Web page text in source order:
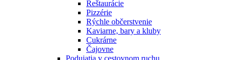
Reštaurácie
Pizzérie
Rýchle občerstvenie
Kaviarne, bary a kluby
Cukrárne
Čajovne
Podujatia v cestovnom ruchu